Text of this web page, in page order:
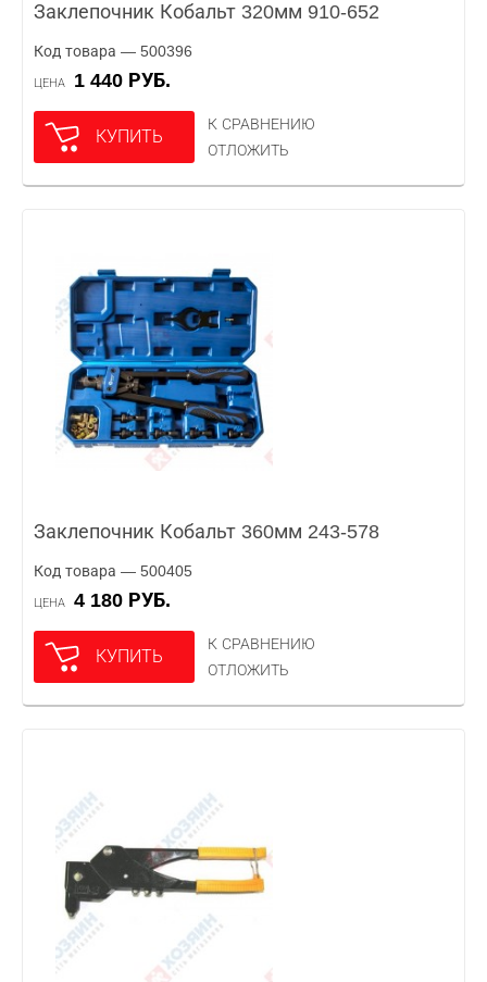
Заклепочник Кобальт 320мм 910-652
Код товара — 500396
ЦЕНА 1 440 РУБ.
КУПИТЬ
К СРАВНЕНИЮ
ОТЛОЖИТЬ
Заклепочник Кобальт 360мм 243-578
Код товара — 500405
ЦЕНА 4 180 РУБ.
КУПИТЬ
К СРАВНЕНИЮ
ОТЛОЖИТЬ